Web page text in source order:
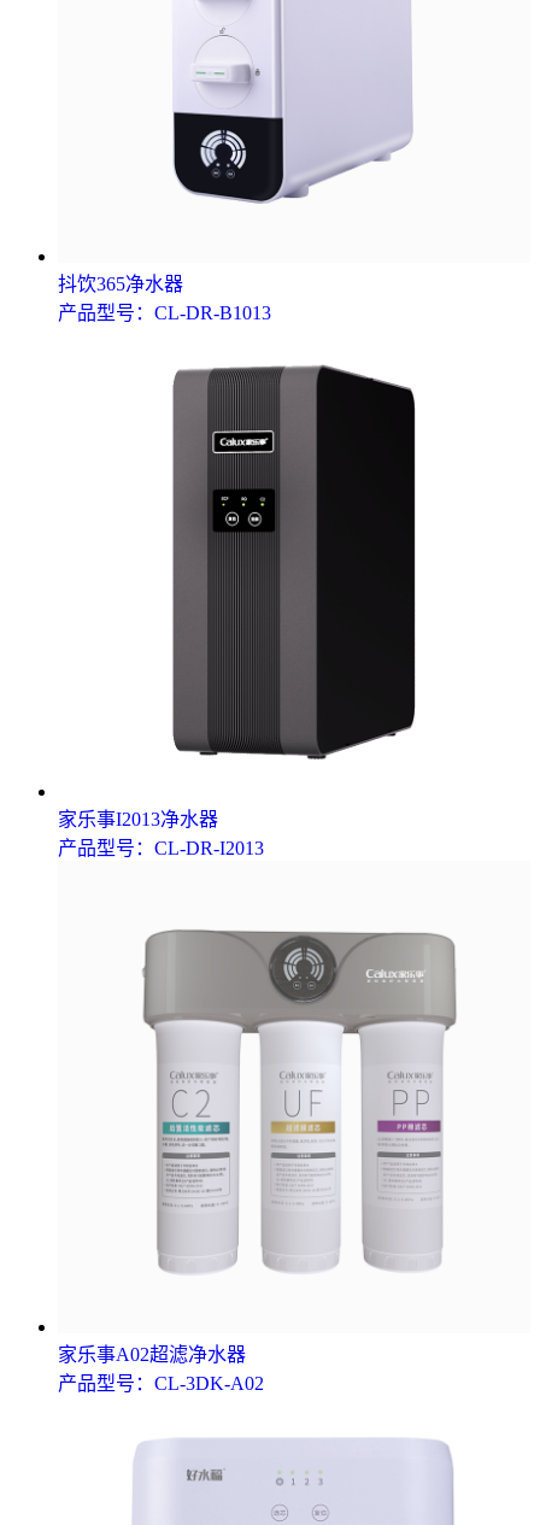
抖饮365净水器
产品型号：CL-DR-B1013
家乐事I2013净水器
产品型号：CL-DR-I2013
家乐事A02超滤净水器
产品型号：CL-3DK-A02